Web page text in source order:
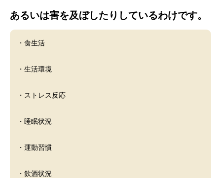
あるいは害を及ぼしたりしているわけです。
・食生活
・生活環境
・ストレス反応
・睡眠状況
・運動習慣
・飲酒状況